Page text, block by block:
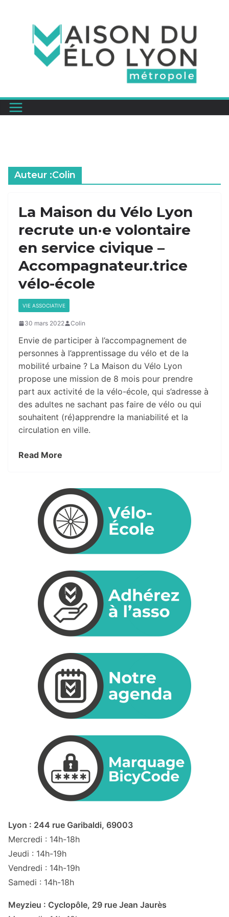
Auteur :Colin
La Maison du Vélo Lyon
recrute un·e volontaire
en service civique –
Accompagnateur.trice
vélo-école
VIE ASSOCIATIVE
30 mars 2022 Colin
Envie de participer à l’accompagnement de
personnes à l’apprentissage du vélo et de la
mobilité urbaine ? La Maison du Vélo Lyon
propose une mission de 8 mois pour prendre
part aux activité de la vélo-école, qui s’adresse à
des adultes ne sachant pas faire de vélo ou qui
souhaitent (ré)apprendre la maniabilité et la
circulation en ville.
Read More
Lyon : 244 rue Garibaldi, 69003
Mercredi : 14h-18h
Jeudi : 14h-19h
Vendredi : 14h-19h
Samedi : 14h-18h
Meyzieu : Cyclopôle, 29 rue Jean Jaurès